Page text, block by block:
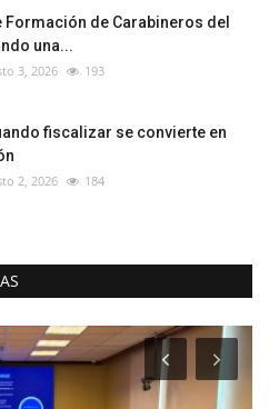
Formación de Carabineros del
una...
3, 2026 193
fiscalizar se convierte en
2, 2026 184